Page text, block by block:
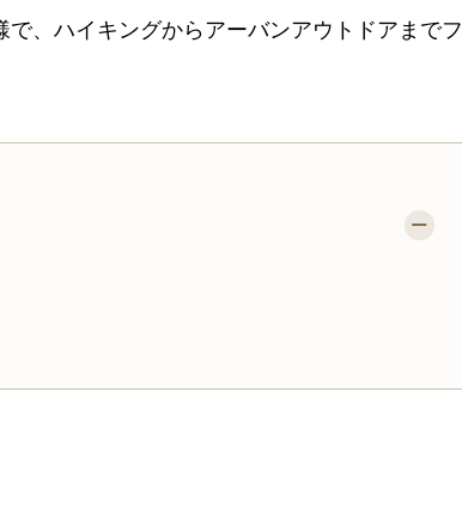
、ハイキングからアーバンアウトドアまでフ